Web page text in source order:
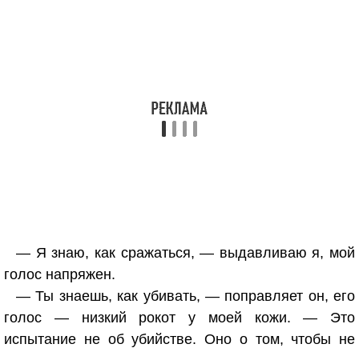
— Я знаю, как сражаться, — выдавливаю я, мой
голос напряжен.
— Ты знаешь, как убивать, — поправляет он, его
голос — низкий рокот у моей кожи. — Это
испытание не об убийстве. Оно о том, чтобы не